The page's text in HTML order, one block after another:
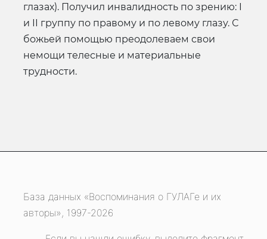
глазах). Получил инвалидность по зрению: I
и II группу по правому и по левому глазу. С
божьей помощью преодолеваем свои
немощи телесные и материальные
трудности.
База данных «Воспоминания о ГУЛАГе и их
авторы», 1997-2026